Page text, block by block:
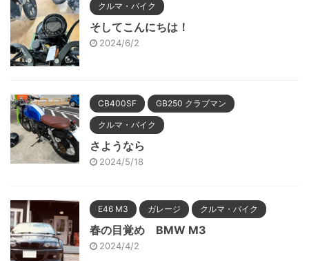
クルマ・バイク
そしてこんにちは！
2024/6/2
CB400SF GB250 クラブマン
クルマ・バイク
さようなら
2024/5/18
E46 M3 ガレージ クルマ・バイク
春の目覚め BMW M3
2024/4/2